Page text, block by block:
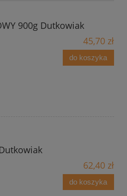
900g Dutkowiak
45,70 zł
do koszyka
62,40 zł
do koszyka